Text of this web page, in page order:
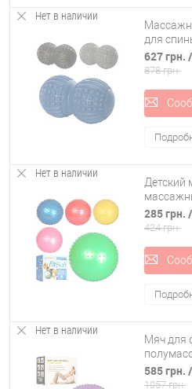
Нет в наличии
для
МФР,
OSPORT
627 грн.
878 грн.
Нет в наличии
Детский
1969)
285 грн.
424 грн.
Нет в наличии
Мяч для
1653)
585 грн.
1057 грн.